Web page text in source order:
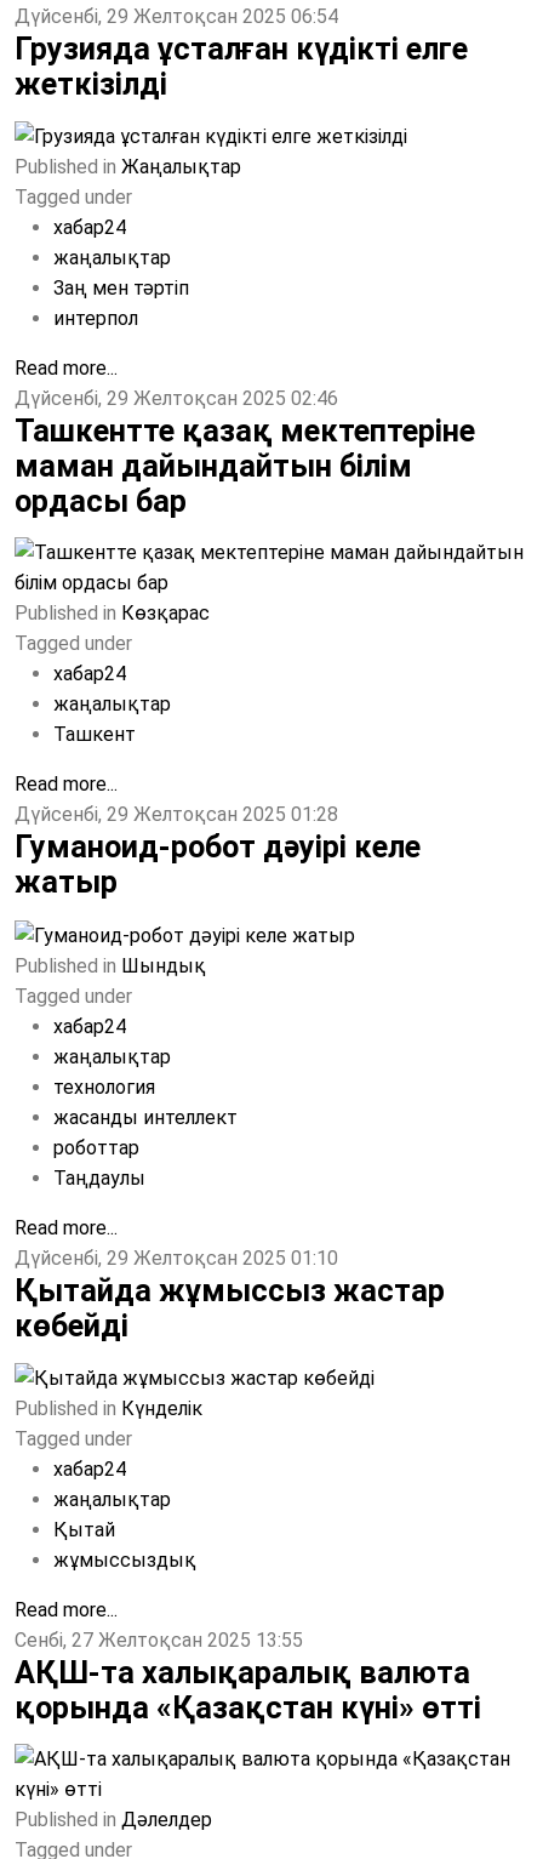
Дүйсенбі, 29 Желтоқсан 2025 06:54
Грузияда ұсталған күдікті елге
жеткізілді
Published in Жаңалықтар
Tagged under
хабар24
жаңалықтар
Заң мен тәртіп
интерпол
Read more...
Дүйсенбі, 29 Желтоқсан 2025 02:46
Ташкентте қазақ мектептеріне
маман дайындайтын білім
ордасы бар
Published in Көзқарас
Tagged under
хабар24
жаңалықтар
Ташкент
Read more...
Дүйсенбі, 29 Желтоқсан 2025 01:28
Гуманоид-робот дәуірі келе
жатыр
Published in Шындық
Tagged under
хабар24
жаңалықтар
технология
жасанды интеллект
роботтар
Таңдаулы
Read more...
Дүйсенбі, 29 Желтоқсан 2025 01:10
Қытайда жұмыссыз жастар
көбейді
Published in Күнделік
Tagged under
хабар24
жаңалықтар
Қытай
жұмыссыздық
Read more...
Сенбі, 27 Желтоқсан 2025 13:55
АҚШ-та халықаралық валюта
қорында «Қазақстан күні» өтті
Published in Дәлелдер
Tagged under